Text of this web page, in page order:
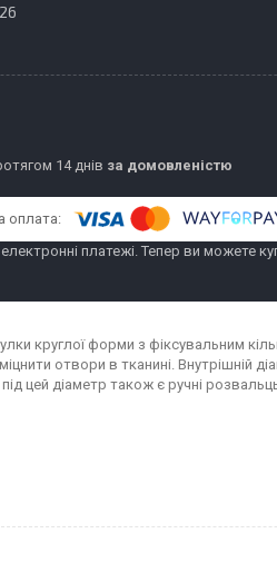
14 днів за домовленістю
електронні платежі. Тепер ви можете
круглої форми з фіксувальним
отвори в тканині. Внутрішній
під цей діаметр також є ручні